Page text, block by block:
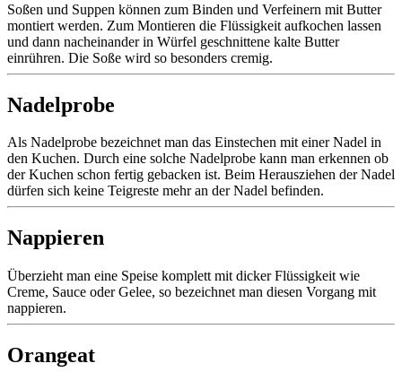
Soßen und Suppen können zum Binden und Verfeinern mit Butter
montiert werden. Zum Montieren die Flüssigkeit aufkochen lassen
und dann nacheinander in Würfel geschnittene kalte Butter
einrühren. Die Soße wird so besonders cremig.
Nadelprobe
Als Nadelprobe bezeichnet man das Einstechen mit einer Nadel in
den Kuchen. Durch eine solche Nadelprobe kann man erkennen ob
der Kuchen schon fertig gebacken ist. Beim Herausziehen der Nadel
dürfen sich keine Teigreste mehr an der Nadel befinden.
Nappieren
Überzieht man eine Speise komplett mit dicker Flüssigkeit wie
Creme, Sauce oder Gelee, so bezeichnet man diesen Vorgang mit
nappieren.
Orangeat